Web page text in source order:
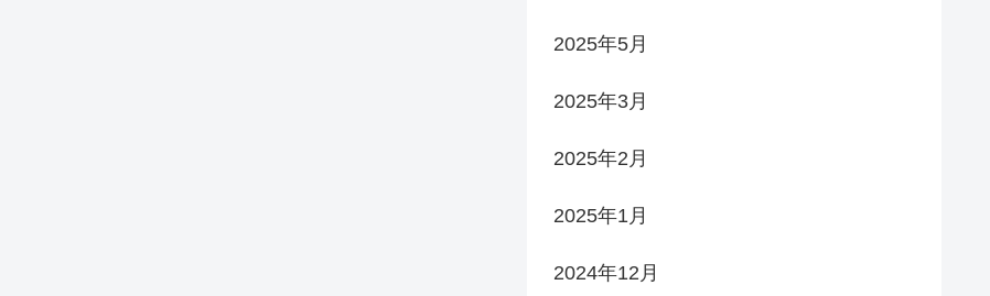
2025年5月
2025年3月
2025年2月
2025年1月
2024年12月